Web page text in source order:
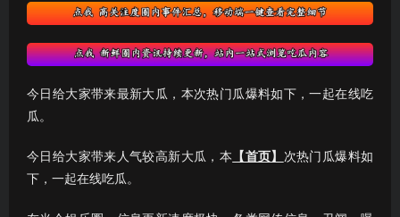
今日给大家带来最新大瓜，本次热门瓜爆料如下，一起在线吃
瓜。
今日给大家带来人气较高新大瓜，本 【首页】 次热门瓜爆料如
下，一起在线吃瓜。